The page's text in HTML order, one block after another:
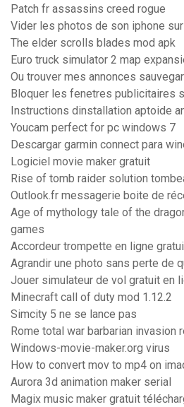
Patch fr assassins creed rogue
Vider les photos de son iphone
The elder scrolls blades mod apk
Euro truck simulator 2 map
Ou trouver mes annonces
Bloquer les fenetres publicitaires
Instructions dinstallation aptoide
Youcam perfect for pc windows 7
Descargar garmin connect para
Logiciel movie maker gratuit
Rise of tomb raider solution
Outlook.fr messagerie boite de
Age of mythology tale of the
games
Accordeur trompette en ligne
Agrandir une photo sans perte de
Jouer simulateur de vol gratuit en
Minecraft call of duty mod 1.12.2
Simcity 5 ne se lance pas
Rome total war barbarian invasion
Windows-movie-maker.org virus
How to convert mov to mp4 on
Aurora 3d animation maker serial
Magix music maker gratuit